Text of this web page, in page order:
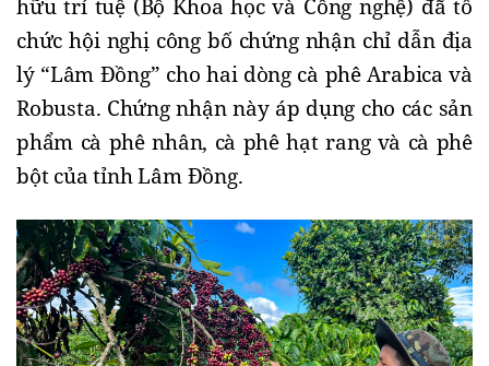
hữu trí tuệ (Bộ Khoa học và Công nghệ) đã tổ
chức hội nghị công bố chứng nhận chỉ dẫn địa
lý “Lâm Đồng” cho hai dòng cà phê Arabica và
Robusta. Chứng nhận này áp dụng cho các sản
phẩm cà phê nhân, cà phê hạt rang và cà phê
bột của tỉnh Lâm Đồng.